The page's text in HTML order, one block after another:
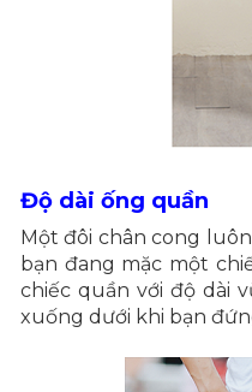
Độ dài ống quần
Một đôi chân cong
bạn đang mặc một
chiếc quần với độ dài
xuống dưới khi bạn